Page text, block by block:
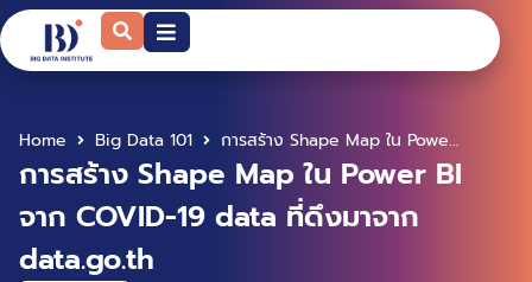
Home Big Data 101 การสร้าง Shape Map ใน Power BI จาก COVID-19 data ที่ดึงมาจาก data.go.th
การสร้าง Shape Map ใน Power BI
จาก COVID-19 data ที่ดึงมาจาก
data.go.th